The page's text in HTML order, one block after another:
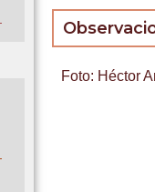
Foto: Héctor